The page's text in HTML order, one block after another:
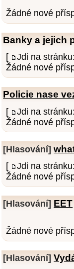
Žádné nové
Banky a jejich
[ Jdi na stránku:
Žádné nové
Policie nase
[ Jdi na stránku:
Žádné nové
[Hlasování]
[ Jdi na stránku:
Žádné nové
[Hlasování] EET
Žádné nové
[Hlasování]